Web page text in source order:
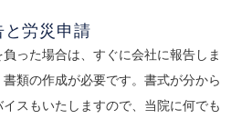
労災申請
った場合は、すぐに会社に報告しま
類の作成が必要です。書式が分から
スもいたしますので、当院に何でも